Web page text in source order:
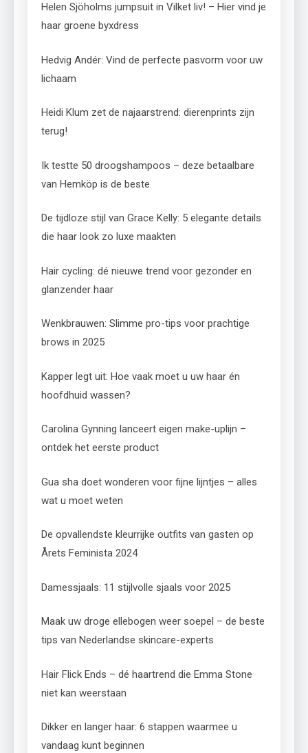
Helen Sjöholms jumpsuit in Vilket liv! – Hier vind je
haar groene byxdress
Hedvig Andér: Vind de perfecte pasvorm voor uw
lichaam
Heidi Klum zet de najaarstrend: dierenprints zijn
terug!
Ik testte 50 droogshampoos – deze betaalbare
van Hemköp is de beste
De tijdloze stijl van Grace Kelly: 5 elegante details
die haar look zo luxe maakten
Hair cycling: dé nieuwe trend voor gezonder en
glanzender haar
Wenkbrauwen: Slimme pro-tips voor prachtige
brows in 2025
Kapper legt uit: Hoe vaak moet u uw haar én
hoofdhuid wassen?
Carolina Gynning lanceert eigen make-uplijn –
ontdek het eerste product
Gua sha doet wonderen voor fijne lijntjes – alles
wat u moet weten
De opvallendste kleurrijke outfits van gasten op
Årets Feminista 2024
Damessjaals: 11 stijlvolle sjaals voor 2025
Maak uw droge ellebogen weer soepel – de beste
tips van Nederlandse skincare-experts
Hair Flick Ends – dé haartrend die Emma Stone
niet kan weerstaan
Dikker en langer haar: 6 stappen waarmee u
vandaag kunt beginnen